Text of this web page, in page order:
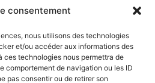
consentement
nous utilisons des technologies
et/ou accéder aux informations des
ces technologies nous permettra de
comportement de navigation ou les ID
pas consentir ou de retirer son